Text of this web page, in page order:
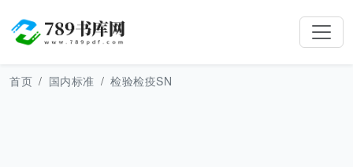
首页 国内标准 检验检疫SN